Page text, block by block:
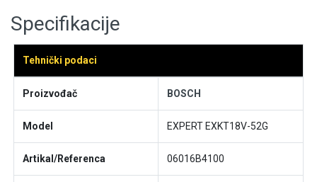
Specifikacije
Tehnički podaci
Proizvođač BOSCH
Model EXPERT EXKT18V-52G
Artikal/Referenca 06016B4100